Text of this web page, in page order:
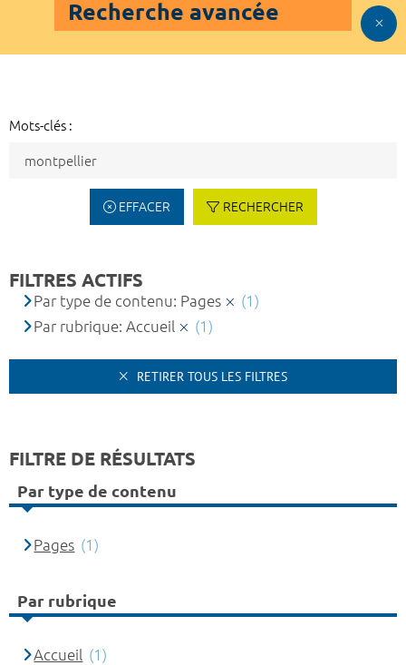
Recherche avancée
Mots-clés :
EFFACER RECHERCHER
FILTRES ACTIFS
Par type de contenu: Pages
(1)
Par rubrique: Accueil
(1)
RETIRER TOUS LES FILTRES
FILTRE DE RÉSULTATS
Par type de contenu
Pages (1)
Par rubrique
Accueil (1)